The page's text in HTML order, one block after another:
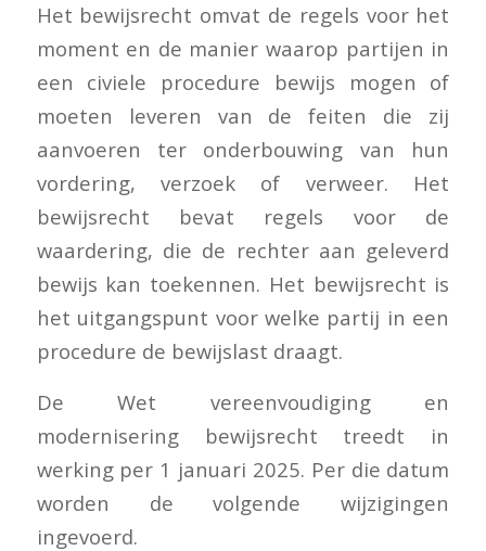
Het bewijsrecht omvat de regels voor het
moment en de manier waarop partijen in
een civiele procedure bewijs mogen of
moeten leveren van de feiten die zij
aanvoeren ter onderbouwing van hun
vordering, verzoek of verweer. Het
bewijsrecht bevat regels voor de
waardering, die de rechter aan geleverd
bewijs kan toekennen. Het bewijsrecht is
het uitgangspunt voor welke partij in een
procedure de bewijslast draagt.
De Wet vereenvoudiging en
modernisering bewijsrecht treedt in
werking per 1 januari 2025. Per die datum
worden de volgende wijzigingen
ingevoerd.